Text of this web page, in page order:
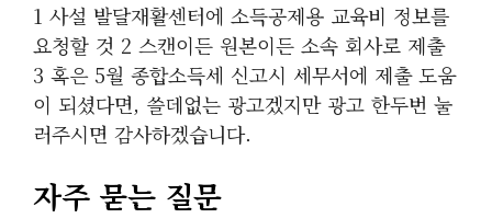
1 사설 발달재활센터에 소득공제용 교육비 정보를
요청할 것 2 스캔이든 원본이든 소속 회사로 제출
3 혹은 5월 종합소득세 신고시 세무서에 제출 도움
이 되셨다면, 쓸데없는 광고겠지만 광고 한두번 눌
러주시면 감사하겠습니다.
자주 묻는 질문